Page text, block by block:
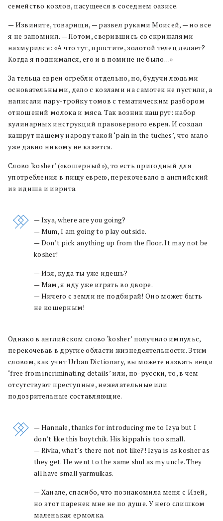
семейство козлов, пасущееся в соседнем оазисе.
— Извините, товарищи, — развел руками Моисей, — но все
я не запомнил. — Потом, сверившись со скрижалями
нахмурился: «А что тут, простите, золотой телец делает?
Когда я поднимался, его и в помине не было…»
За тельца евреи огребли отдельно, но, будучи людьми
основательными, дело с козлами на самотек не пустили, а
написали пару-тройку томов с тематическим разбором
отношений молока и мяса. Так возник кашрут: набор
кулинарных инструкций правоверного еврея. И создал
кашрут нашему народу такой ‘pain in the tuches’, что мало
уже давно никому не кажется.
Слово ‘kosher’ («кошерный»), то есть пригодный для
употребления в пищу еврею, перекочевало в английский
из идиша и иврита.
— Izya, where are you going?
— Mum, I am going to play outside.
— Don’t pick anything up from the floor. It may not be
kosher!
— Изя, куда ты уже идешь?
— Мам, я иду уже играть во дворе.
— Ничего с земли не подбирай! Оно может быть
не кошерным!
Однако в английском слово ‘kosher’ получило импульс,
перекочевав в другие области жизнедеятельности. Этим
словом, как учит Urban Dictionary, вы можете назвать вещи
‘free from incriminating details’ или, по-русски, то, в чем
отсутствуют преступные, нежелательные или
подозрительные составляющие.
— Hannale, thanks for introducing me to Izya but I
don’t like this boytchik. His kippah is too small.
— Rivka, what’s there not not like?! Izya is as kosher as
they get. He went to the same shul as my uncle. They
all have small yarmulkas.
— Ханале, спасибо, что познакомила меня с Изей,
но этот паренек мне не по душе. У него слишком
маленькая ермолка.